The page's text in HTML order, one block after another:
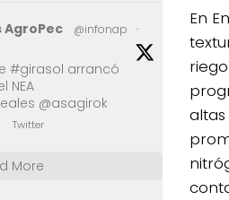
En
AgroPec @infonap
·
#girasol arrancó
NEA
@asagirok
Twitter
More